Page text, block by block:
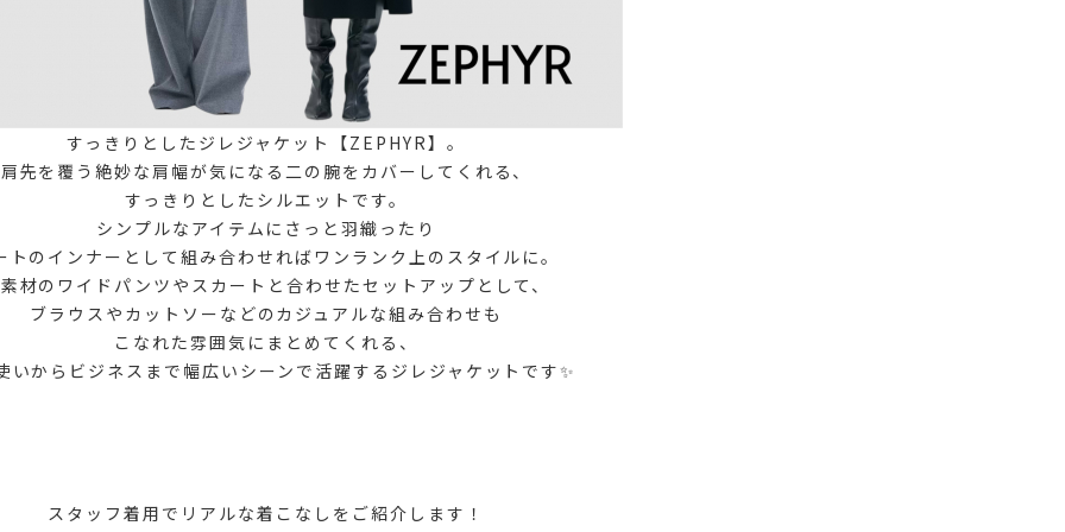
すっきりとしたジレジャケット【ZEPHYR】。
肩先を覆う絶妙な肩幅が気になる二の腕をカバーしてくれる、
すっきりとしたシルエットです。
シンプルなアイテムにさっと羽織ったり
トのインナーとして組み合わせればワンランク上のスタイルに。
材のワイドパンツやスカートと合わせたセットアップとして、
ブラウスやカットソーなどのカジュアルな組み合わせも
こなれた雰囲気にまとめてくれる、
いからビジネスまで幅広いシーンで活躍するジレジャケットです✨
スタッフ着用でリアルな着こなしをご紹介します！